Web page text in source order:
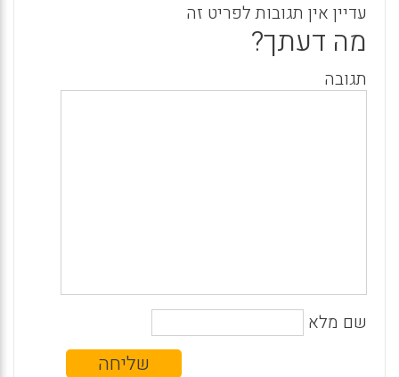
עדיין אין תגובות לפריט זה
מה דעתך?
תגובה
שם מלא